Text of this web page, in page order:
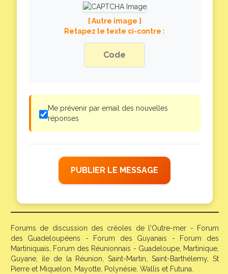
[ Autre image ]
Retapez le texte ci-contre :
Me prévenir par email des nouvelles
réponses
PUBLIER LE MESSAGE
Forums de discussion des créoles de l'Outre-mer - Forum
des Guadeloupéens - Forum des Guyanais - Forum des
Martiniquais, Forum des Réunionnais - Guadeloupe, Martinique,
Guyane, ile de la Réunion, Saint-Martin, Saint-Barthélemy, St
Pierre et Miquelon, Mayotte, Polynésie, Wallis et Futuna.